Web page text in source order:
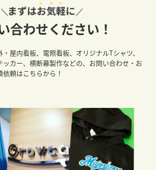
合わせください！
・屋内看板、電照看板、オリジナルTシャツ、
ッカー、横断幕製作などの、お問い合わせ・お
依頼はこちらから！